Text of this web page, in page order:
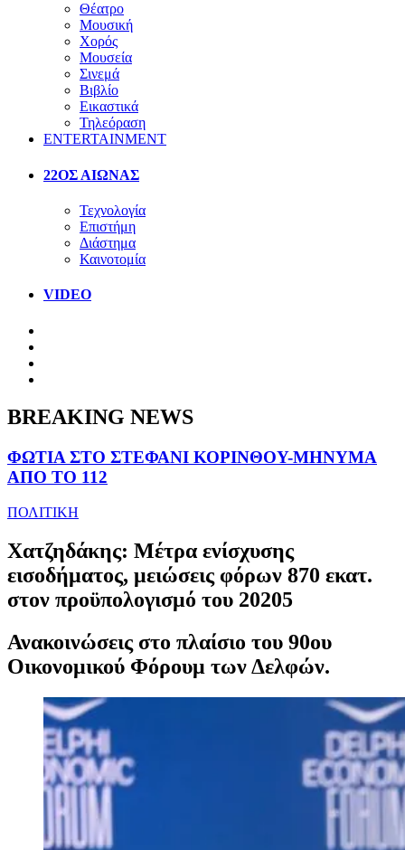
Θέατρο
Μουσική
Χορός
Μουσεία
Σινεμά
Βιβλίο
Εικαστικά
Τηλεόραση
ENTERTAINMENT
22ΟΣ ΑΙΩΝΑΣ
Τεχνολογία
Επιστήμη
Διάστημα
Καινοτομία
VIDEO
BREAKING NEWS
ΦΩΤΙΑ ΣΤΟ ΣΤΕΦΑΝΙ ΚΟΡΙΝΘΟΥ-ΜΗΝΥΜΑ
ΑΠΟ ΤΟ 112
ΠΟΛΙΤΙΚΗ
Χατζηδάκης: Μέτρα ενίσχυσης
εισοδήματος, μειώσεις φόρων 870 εκατ.
στον προϋπολογισμό του 20205
Ανακοινώσεις στο πλαίσιο του 90ου
Οικονομικού Φόρουμ των Δελφών.